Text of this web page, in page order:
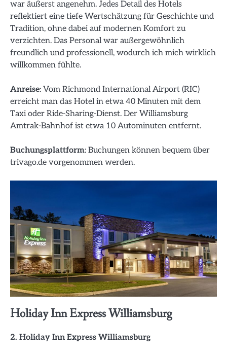
war äußerst angenehm. Jedes Detail des Hotels
reflektiert eine tiefe Wertschätzung für Geschichte und
Tradition, ohne dabei auf modernen Komfort zu
verzichten. Das Personal war außergewöhnlich
freundlich und professionell, wodurch ich mich wirklich
willkommen fühlte.
Anreise: Vom Richmond International Airport (RIC)
erreicht man das Hotel in etwa 40 Minuten mit dem
Taxi oder Ride-Sharing-Dienst. Der Williamsburg
Amtrak-Bahnhof ist etwa 10 Autominuten entfernt.
Buchungsplattform: Buchungen können bequem über
trivago.de vorgenommen werden.
Holiday Inn Express Williamsburg
2. Holiday Inn Express Williamsburg